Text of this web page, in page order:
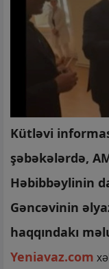
Kütləvi
şəbəkələrdə,
Həbibbəylinin
Gəncəvinin
haqqındakı
Yeniavaz.com